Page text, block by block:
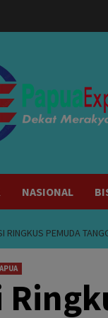
NASIONAL
RINGKUS PEMUDA